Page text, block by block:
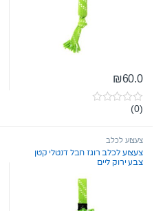
₪60.0
0
t
o
f
5
(0)
צעצוע לכלב
צעצוע לכלב רוגז חבל דנטלי קטן
צבע ירוק ליים